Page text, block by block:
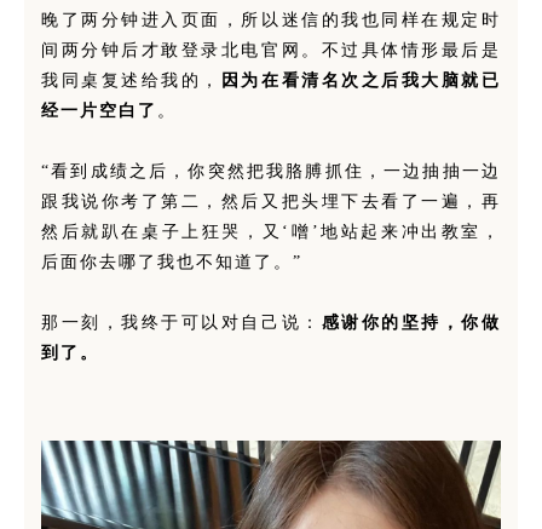
晚了两分钟进入页面，所以迷信的我也同样在规定时
间两分钟后才敢登录北电官网。不过具体情形最后是
我同桌复述给我的，
因为在看清名次之后我大脑就已
经一片空白了 。
“看到成绩之后，你突然把我胳膊抓住，一边抽抽一边
跟我说你考了第二，然后又把头埋下去看了一遍，再
然后就趴在桌子上狂哭，又‘噌’地站起来冲出教室，
后面你去哪了我也不知道了。”
那一刻，我终于可以对自己说： 感谢你的坚持，你做
到了。